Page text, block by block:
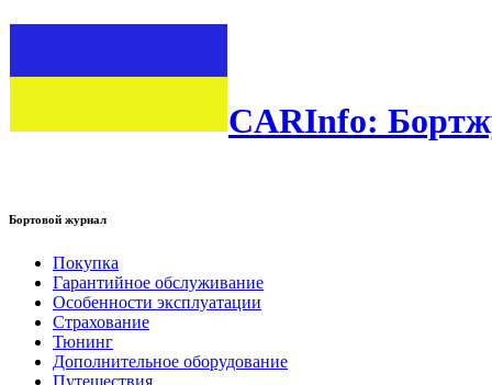
CARInfo:
Бортовой журнал
Покупка
Гарантийное обслуживание
Особенности эксплуатации
Страхование
Тюнинг
Дополнительное оборудование
Путешествия